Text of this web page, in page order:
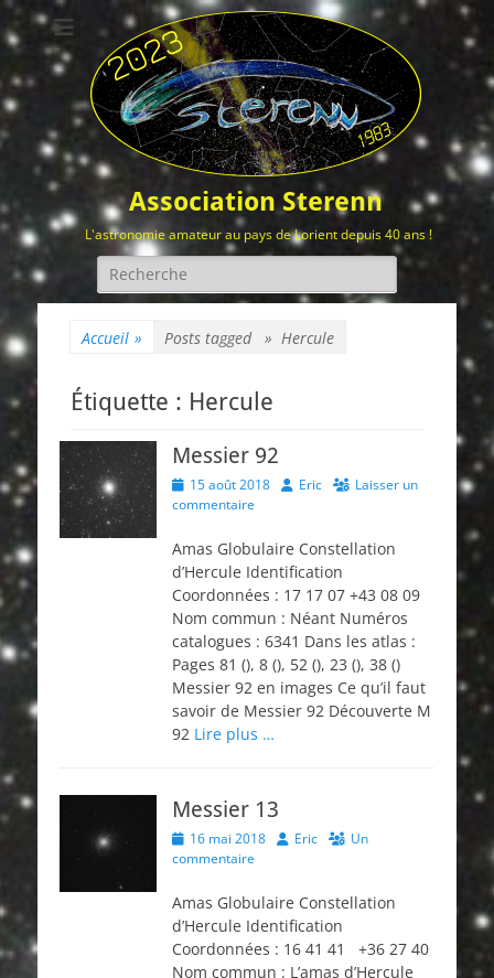
Association Sterenn
L'astronomie amateur au pays de Lorient depuis 40 ans !
Rechercher :
Accueil » Posts tagged » Hercule
Étiquette : Hercule
Messier 92
Posted
on
15 août 2018 Author
Eric
Laisser un
commentaire
Amas Globulaire Constellation
d’Hercule Identification
Coordonnées : 17 17 07 +43 08 09
Nom commun : Néant Numéros
catalogues : 6341 Dans les atlas :
Pages 81 (), 8 (), 52 (), 23 (), 38 ()
Messier 92 en images Ce qu’il faut
savoir de Messier 92 Découverte M
92 Lire plus …
Messier 13
Posted
on
16 mai 2018 Author
Eric
Un
commentaire
Amas Globulaire Constellation
d’Hercule Identification
Coordonnées : 16 41 41 +36 27 40
Nom commun : L’amas d’Hercule